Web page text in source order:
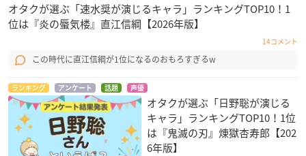
オタクが選ぶ「速水奨が演じるキャラ」ランキングTOP10！1
位は『炎の蜃気楼』直江信綱【2026年版】
14コメント
この時代に直江信綱が1位になるのおもろすぎるw
ランキング アンケート 話題 声優
オタクが選ぶ「日野聡が演じる
キャラ」ランキングTOP10！1位
は『鬼滅の刃』煉󠄁獄杏寿郎【202
6年版】